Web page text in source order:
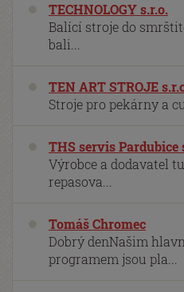
TECHNOLOGY s.r.o.
Balící stroje do
bali...
TEN ART STROJE
Stroje pro pekárny a
THS servis Pardubice
Výrobce a dodavatel
repasova...
Tomáš Chromec
Dobrý denNašim
programem jsou pla...